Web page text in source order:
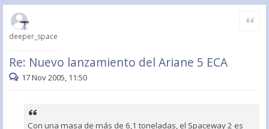
deeper_space
Re: Nuevo lanzamiento del Ariane 5 ECA
Citar
17 Nov 2005, 11:50
Con una masa de más de 6,1 toneladas, el Spaceway 2 es